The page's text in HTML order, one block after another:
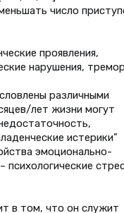
число
проявления,
нарушения,
различными
лет жизни могут
истерики”
эмоционально-
в том, что он служит